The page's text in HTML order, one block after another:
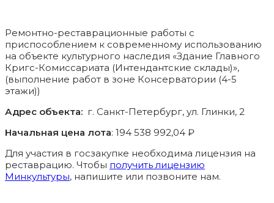
Ремонтно-реставрационные работы с
приспособлением к современному использованию
на объекте культурного наследия «Здание Главного
Кригс-Комиссариата (Интендантские склады)»,
(выполнение работ в зоне Консерватории (4-5
этажи))
Адрес объекта: г. Санкт-Петербург, ул. Глинки, 2
Начальная цена лота: 194 538 992,04 ₽
Для участия в госзакупке необходима лицензия на
реставрацию. Чтобы получить лицензию
Минкультуры, напишите или позвоните нам.